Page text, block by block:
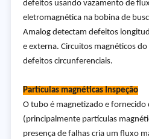
defeitos usando vazamento de
eletromagnética na bobina de
Amalog detectam defeitos
e externa. Circuitos magnéticos
defeitos circunferenciais.
Partículas magnéticas Inspeção
O tubo é magnetizado e fornecido
(principalmente partículas
presença de falhas cria um fluxo